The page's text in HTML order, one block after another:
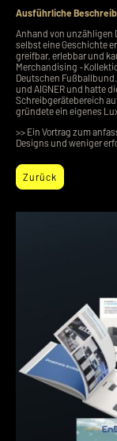
Ausführliche
Anhand von unzähligen
selbst eine Geschichte
greifbar, erlebbar und
Merchandising -
Deutschen
und AIGNER und hatte
Schreibgerätebereich
gründete ein eigenes
>> Ein Vortrag zum
Designs und weniger
Zurück